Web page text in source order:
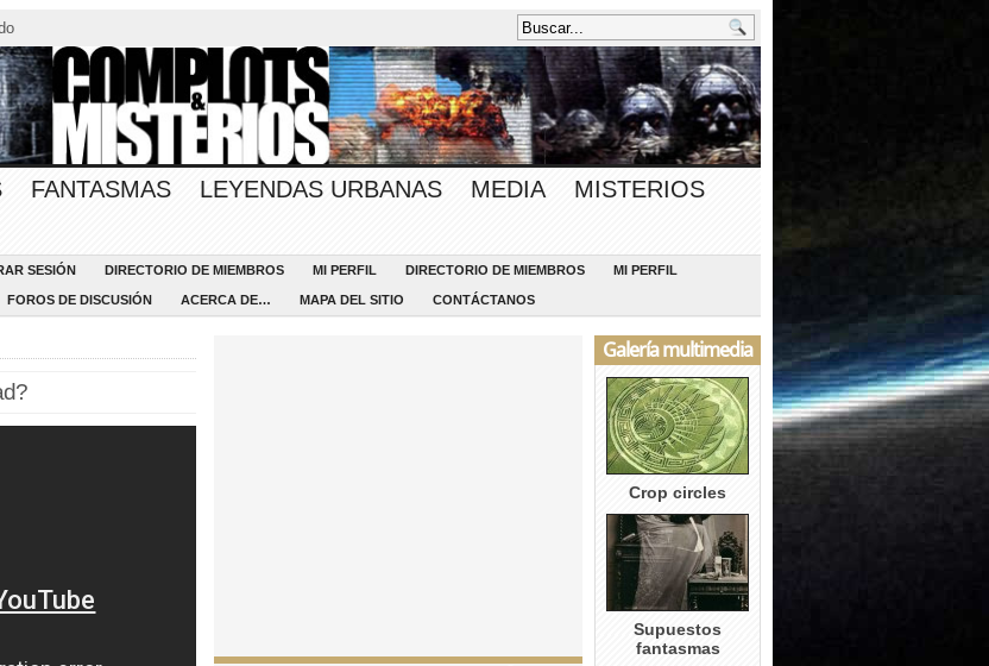
FANTASMAS LEYENDAS URBANAS MEDIA
MISTERIOS
SESIÓN DIRECTORIO DE MIEMBROS MI PERFIL DIRECTORIO DE MIEMBROS MI PERFIL
FOROS DE DISCUSIÓN ACERCA DE… MAPA DEL SITIO CONTÁCTANOS
Galería multimedia
Crop circles
Supuestos
fantasmas